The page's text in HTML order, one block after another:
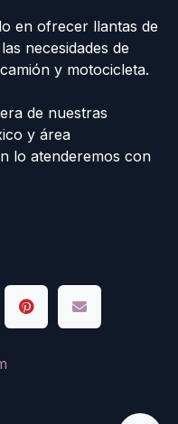
en ofrecer llantas de
necesidades de
y motocicleta.
de nuestras
y área
lo atenderemos con